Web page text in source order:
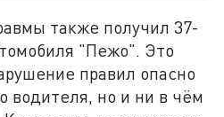
также получил 37-
"Пежо". Это
правил опасно
водителя, но и ни в чём